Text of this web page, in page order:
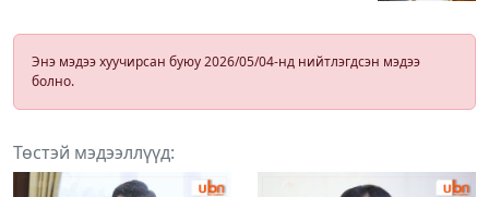
Энэ мэдээ хуучирсан буюу 2026/05/04-нд нийтлэгдсэн мэдээ
болно.
Төстэй мэдээллүүд: